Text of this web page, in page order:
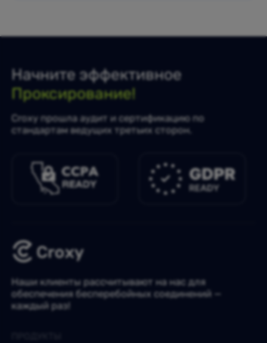
Начните эффективное
Проксирование!
Croxy прошла аудит и сертификацию по
стандартам ведущих третьих сторон.
Наши клиенты рассчитывают на нас для
обеспечения бесперебойных соединений —
каждый раз!